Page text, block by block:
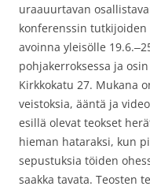
uraauurtavan
konferenssin
avoinna yleisölle
pohjakerroksessa ja
Kirkkokatu 27. Mukana
veistoksia, ääntä ja
esillä olevat teokset
hieman hataraksi, kun
sepustuksia töiden
saakka tavata. Teosten